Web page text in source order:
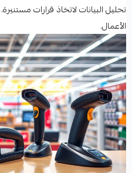
تحليل البيانات لاتخاذ قرارات
الأعمال.